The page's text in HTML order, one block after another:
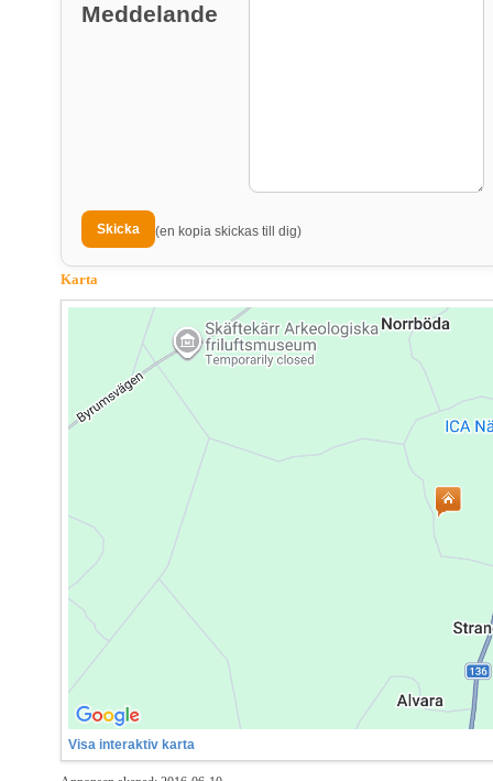
Meddelande
(en kopia skickas till dig)
Karta
Visa interaktiv karta